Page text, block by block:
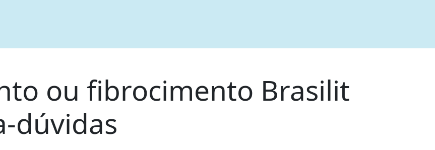
ou fibrocimento Brasilit
dúvidas